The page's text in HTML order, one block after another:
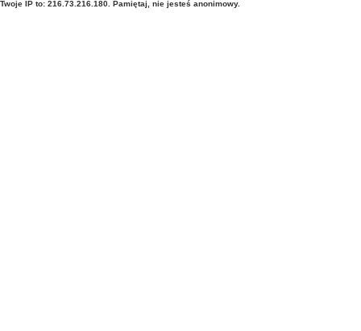
Twoje IP to: 216.73.216.180. Pamiętaj, nie jesteś anonimowy.